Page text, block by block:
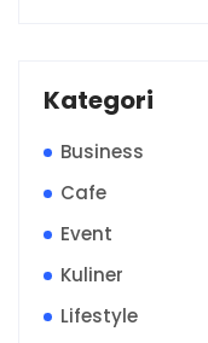
Kategori
Business
Cafe
Event
Kuliner
Lifestyle